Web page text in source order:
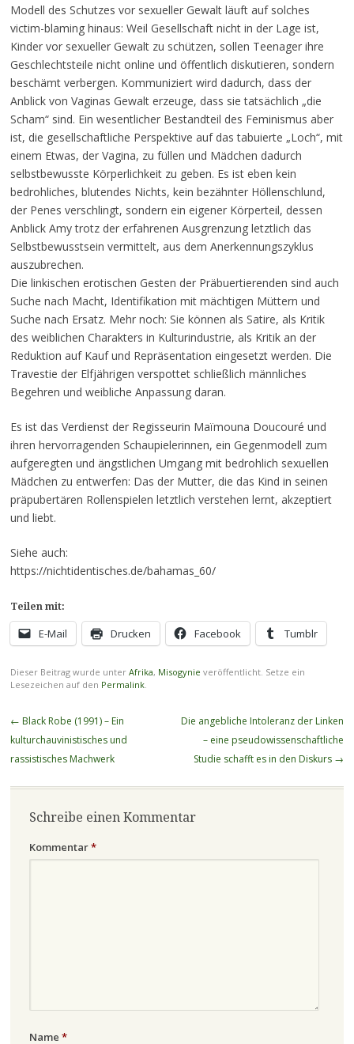
Modell des Schutzes vor sexueller Gewalt läuft auf solches
victim-blaming hinaus: Weil Gesellschaft nicht in der Lage ist,
Kinder vor sexueller Gewalt zu schützen, sollen Teenager ihre
Geschlechtsteile nicht online und öffentlich diskutieren, sondern
beschämt verbergen. Kommuniziert wird dadurch, dass der
Anblick von Vaginas Gewalt erzeuge, dass sie tatsächlich „die
Scham“ sind. Ein wesentlicher Bestandteil des Feminismus aber
ist, die gesellschaftliche Perspektive auf das tabuierte „Loch“, mit
einem Etwas, der Vagina, zu füllen und Mädchen dadurch
selbstbewusste Körperlichkeit zu geben. Es ist eben kein
bedrohliches, blutendes Nichts, kein bezähnter Höllenschlund,
der Penes verschlingt, sondern ein eigener Körperteil, dessen
Anblick Amy trotz der erfahrenen Ausgrenzung letztlich das
Selbstbewusstsein vermittelt, aus dem Anerkennungszyklus
auszubrechen.
Die linkischen erotischen Gesten der Präbuertierenden sind auch
Suche nach Macht, Identifikation mit mächtigen Müttern und
Suche nach Ersatz. Mehr noch: Sie können als Satire, als Kritik
des weiblichen Charakters in Kulturindustrie, als Kritik an der
Reduktion auf Kauf und Repräsentation eingesetzt werden. Die
Travestie der Elfjährigen verspottet schließlich männliches
Begehren und weibliche Anpassung daran.
Es ist das Verdienst der Regisseurin Maïmouna Doucouré und
ihren hervorragenden Schaupielerinnen, ein Gegenmodell zum
aufgeregten und ängstlichen Umgang mit bedrohlich sexuellen
Mädchen zu entwerfen: Das der Mutter, die das Kind in seinen
präpubertären Rollenspielen letztlich verstehen lernt, akzeptiert
und liebt.
Siehe auch:
https://nichtidentisches.de/bahamas_60/
Teilen mit:
E-Mail Drucken Facebook Tumblr
Dieser Beitrag wurde unter Afrika, Misogynie veröffentlicht. Setze ein
Lesezeichen auf den Permalink.
Beitragsnavigation
← Black Robe (1991) – Ein
kulturchauvinistisches und
rassistisches Machwerk
Die angebliche Intoleranz der Linken
– eine pseudowissenschaftliche
Studie schafft es in den Diskurs →
Schreibe einen Kommentar
Kommentar*
Name *